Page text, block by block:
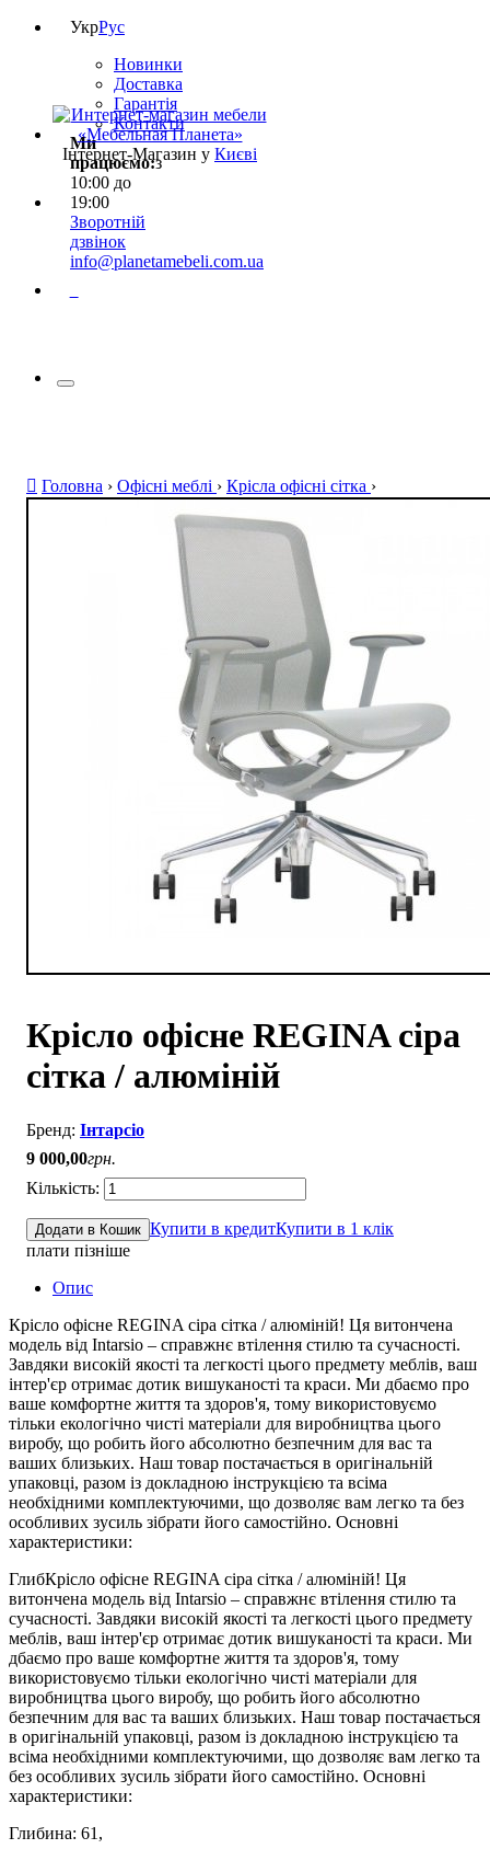
УкрРус
Новинки
Доставка
Гарантія
Контакти
Ми
працюємо:з
10:00 до
19:00
Зворотній
дзвінок
info@planetamebeli.com.ua
Інтернет-Магазин у Києві
Головна › Офісні меблі › Крісла офісні сітка ›
Крісло офісне REGINA сіра
сітка / алюміній
Інтарсіо
9 000,00грн.
Додати в Кошик Купити в кредитКупити в 1 клік
плати пізніше
Опис
Крісло офісне REGINA сіра сітка / алюміній! Ця витончена
модель від Intarsio – справжнє втілення стилю та сучасності.
Завдяки високій якості та легкості цього предмету меблів, ваш
інтер'єр отримає дотик вишуканості та краси. Ми дбаємо про
ваше комфортне життя та здоров'я, тому використовуємо
тільки екологічно чисті матеріали для виробництва цього
виробу, що робить його абсолютно безпечним для вас та
ваших близьких. Наш товар постачається в оригінальній
упаковці, разом із докладною інструкцією та всіма
необхідними комплектуючими, що дозволяє вам легко та без
особливих зусиль зібрати його самостійно. Основні
характеристики:
ГлибКрісло офісне REGINA сіра сітка / алюміній! Ця
витончена модель від Intarsio – справжнє втілення стилю та
сучасності. Завдяки високій якості та легкості цього предмету
меблів, ваш інтер'єр отримає дотик вишуканості та краси. Ми
дбаємо про ваше комфортне життя та здоров'я, тому
використовуємо тільки екологічно чисті матеріали для
виробництва цього виробу, що робить його абсолютно
безпечним для вас та ваших близьких. Наш товар постачається
в оригінальній упаковці, разом із докладною інструкцією та
всіма необхідними комплектуючими, що дозволяє вам легко та
без особливих зусиль зібрати його самостійно. Основні
характеристики:
Глибина: 61,